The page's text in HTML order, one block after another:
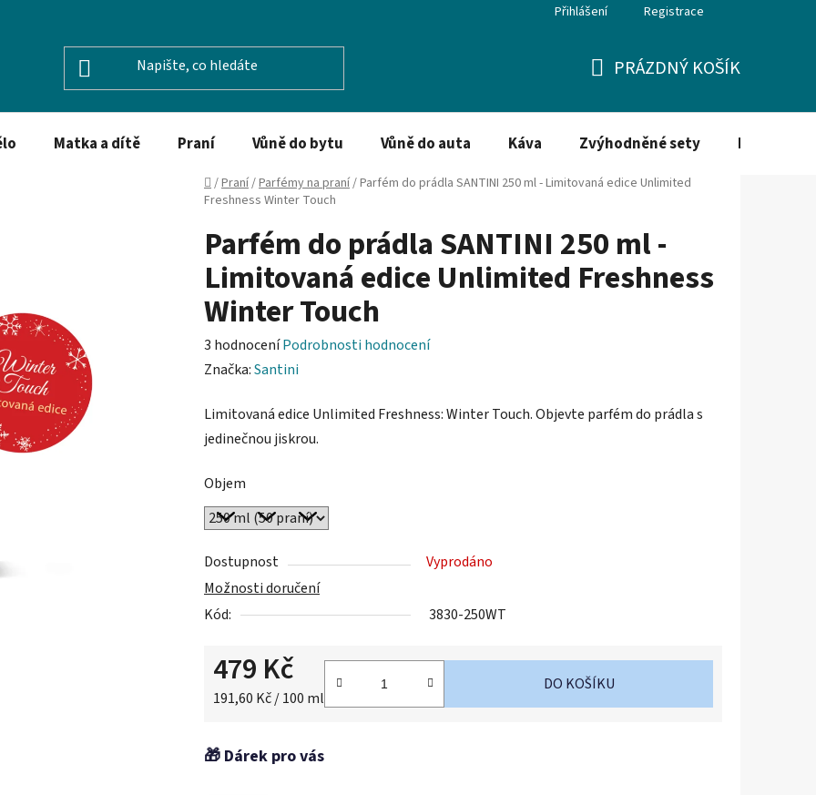
Přihlášení Registrace
KOŠÍK
PRÁZDNÝ KOŠÍK
Matka a dítě Praní Vůně do bytu Vůně do auta Káva Zvýhodněné sety Dezinfekce
Domů
/Praní/Parfémy na praní/Parfém do prádla SANTINI 250 ml - Limitovaná edice Unlimited
Freshness Winter Touch
Parfém do prádla SANTINI 250 ml -
Limitovaná edice Unlimited Freshness
Winter Touch
Průměrné
hodnocení
je
5,0
5
hvězdiček.
3 hodnoceníPodrobnosti hodnocení
Značka:Santini
Limitovaná edice Unlimited Freshness: Winter Touch. Objevte parfém do prádla s
jedinečnou jiskrou.
Objem
Dostupnost
Vyprodáno
Možnosti doručení
Kód:
3830-250WT
479 Kč
Měrná cena:
191,60 Kč / 100 ml
DO KOŠÍKU